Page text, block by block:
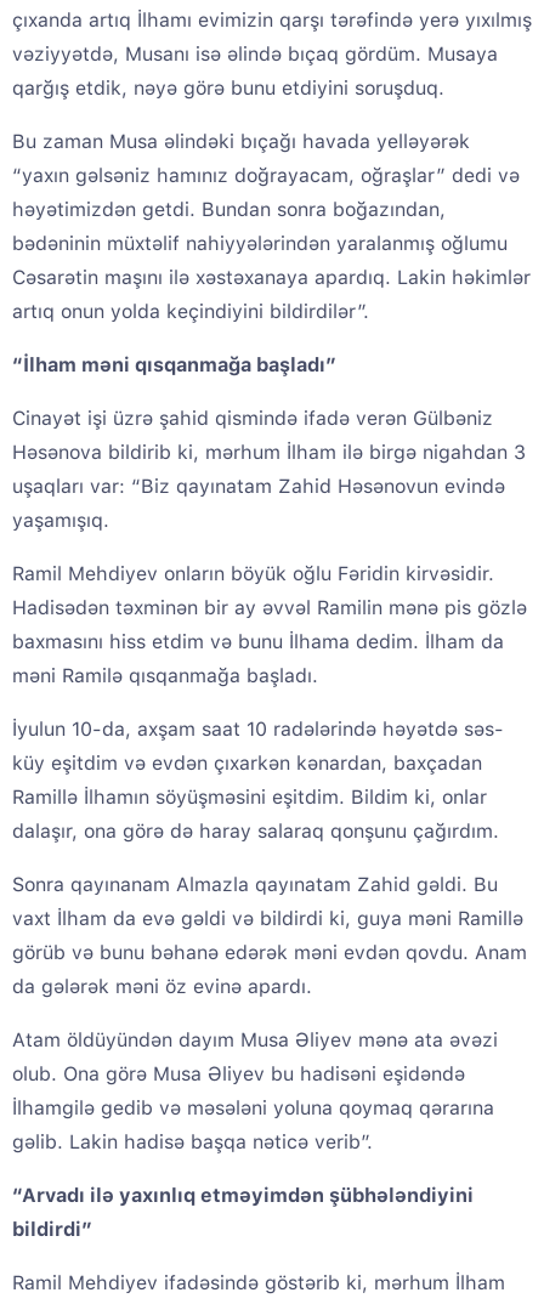
çıxanda artıq İlhamı evimizin qarşı tərəfində yerə yıxılmış
vəziyyətdə, Musanı isə əlində bıçaq gördüm. Musaya
qarğış etdik, nəyə görə bunu etdiyini soruşduq.
Bu zaman Musa əlindəki bıçağı havada yelləyərək
“yaxın gəlsəniz hamınız doğrayacam, oğraşlar” dedi və
həyətimizdən getdi. Bundan sonra boğazından,
bədəninin müxtəlif nahiyyələrindən yaralanmış oğlumu
Cəsarətin maşını ilə xəstəxanaya apardıq. Lakin həkimlər
artıq onun yolda keçindiyini bildirdilər”.
“İlham məni qısqanmağa başladı”
Cinayət işi üzrə şahid qismində ifadə verən Gülbəniz
Həsənova bildirib ki, mərhum İlham ilə birgə nigahdan 3
uşaqları var: “Biz qayınatam Zahid Həsənovun evində
yaşamışıq.
Ramil Mehdiyev onların böyük oğlu Fəridin kirvəsidir.
Hadisədən təxminən bir ay əvvəl Ramilin mənə pis gözlə
baxmasını hiss etdim və bunu İlhama dedim. İlham da
məni Ramilə qısqanmağa başladı.
İyulun 10-da, axşam saat 10 radələrində həyətdə səs-
küy eşitdim və evdən çıxarkən kənardan, baxçadan
Ramillə İlhamın söyüşməsini eşitdim. Bildim ki, onlar
dalaşır, ona görə də haray salaraq qonşunu çağırdım.
Sonra qayınanam Almazla qayınatam Zahid gəldi. Bu
vaxt İlham da evə gəldi və bildirdi ki, guya məni Ramillə
görüb və bunu bəhanə edərək məni evdən qovdu. Anam
da gələrək məni öz evinə apardı.
Atam öldüyündən dayım Musa Əliyev mənə ata əvəzi
olub. Ona görə Musa Əliyev bu hadisəni eşidəndə
İlhamgilə gedib və məsələni yoluna qoymaq qərarına
gəlib. Lakin hadisə başqa nəticə verib”.
“Arvadı ilə yaxınlıq etməyimdən şübhələndiyini
bildirdi”
Ramil Mehdiyev ifadəsində göstərib ki, mərhum İlham